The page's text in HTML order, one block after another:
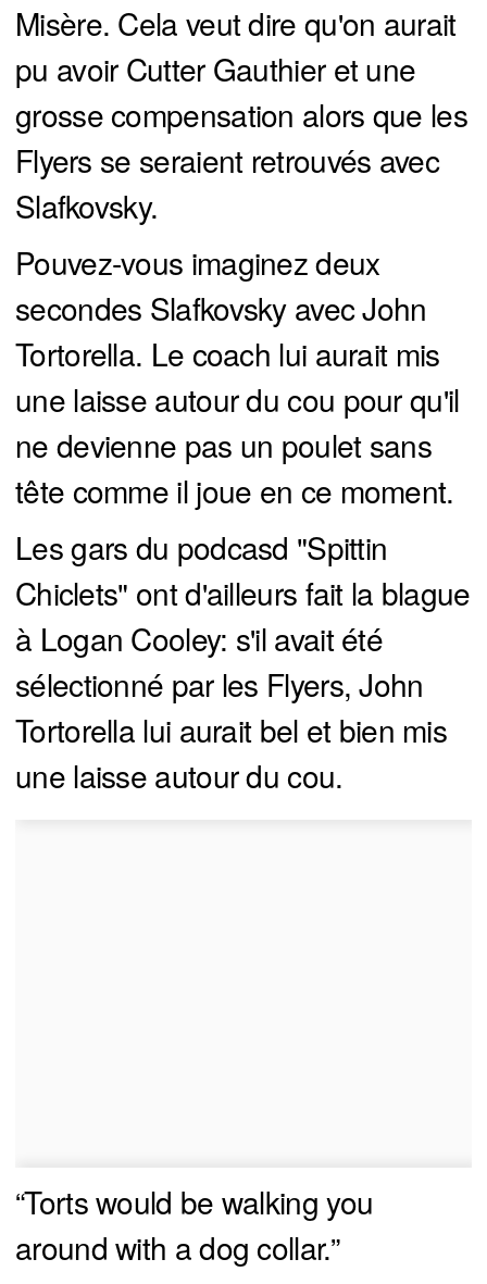
Misère. Cela veut dire qu'on aurait
pu avoir Cutter Gauthier et une
grosse compensation alors que les
Flyers se seraient retrouvés avec
Slafkovsky.
Pouvez-vous imaginez deux
secondes Slafkovsky avec John
Tortorella. Le coach lui aurait mis
une laisse autour du cou pour qu'il
ne devienne pas un poulet sans
tête comme il joue en ce moment.
Les gars du podcasd "Spittin
Chiclets" ont d'ailleurs fait la blague
à Logan Cooley: s'il avait été
sélectionné par les Flyers, John
Tortorella lui aurait bel et bien mis
une laisse autour du cou.
“Torts would be walking you
around with a dog collar.”